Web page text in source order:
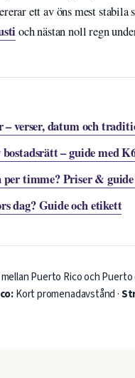
ett av öns mest
och nästan noll regn
verser, datum och
– guide med
timme? Priser & guide
dag? Guide och etikett
Puerto Rico och Puerto
Kort promenadavstånd ·